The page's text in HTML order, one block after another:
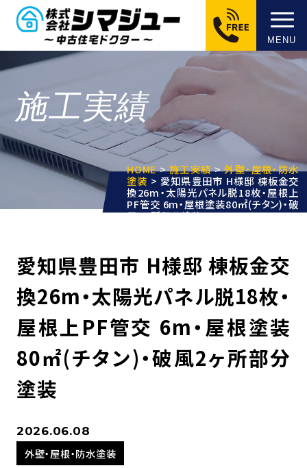
MENU
施工実績
HOME>施工実績>外壁・屋根・防水
塗装 > 愛知県豊田市 H様邸 棟板金交
換26m・太陽光パネル脱18枚・屋根上
PF管交 6m・屋根塗装80㎡(チタン)・破
風2ヶ所部分塗装
愛知県豊田市 H様邸 棟板金交
換26m・太陽光パネル脱18枚・
屋根上PF管交 6m・屋根塗装
80㎡(チタン)・破風2ヶ所部分
塗装
2026.06.08
外壁・屋根・防水塗装